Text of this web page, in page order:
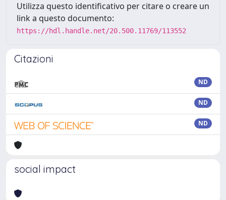
Utilizza questo identificativo per citare o creare un
link a questo documento:
https://hdl.handle.net/20.500.11769/113552
Citazioni
ND
ND
ND
social impact